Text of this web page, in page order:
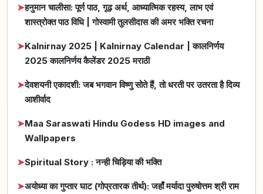
➤हनुमान चालीसा: पूर्ण पाठ, गूढ़ अर्थ, आध्यात्मिक रहस्य, लाभ एवं
शास्त्रोक्त पाठ विधि | गोस्वामी तुलसीदास की अमर भक्ति रचना
➤Kalnirnay 2025 | Kalnirnay Calendar | कालनिर्णय
2025 कालनिर्णय कैलेंडर 2025 मराठी
➤देवशयनी एकादशी: जब भगवान विष्णु सोते हैं, तो धरती पर उतरता है दिव्य
आशीर्वाद
➤Maa Saraswati Hindu Godess HD images and
Wallpapers
➤Spiritual Story : नन्ही चिड़िया की भक्ति
➤अयोध्या का गुप्तार घाट (गोप्रतारक तीर्थ): जहाँ मर्यादा पुरुषोत्तम श्री राम